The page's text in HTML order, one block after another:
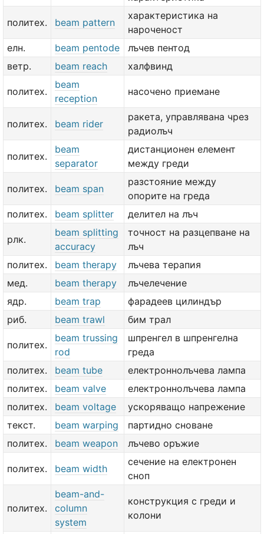
политех. beam pattern
характеристика на
нароченост
елн.
beam pentode
лъчев пентод
ветр.
beam reach халфвинд
политех.
beam
reception
насочено приемане
политех. beam rider
ракета, управлявана чрез
радиолъч
политех.
beam
separator
дистанционен елемент
между греди
политех. beam span
разстояние между
опорите на греда
политех.
beam splitter делител на лъч
рлк.
beam splitting
accuracy
точност на разцепване на
лъч
политех.
beam therapy
лъчева терапия
мед.
beam therapy
лъчелечение
ядр.
beam trap
фарадеев цилиндър
риб.
beam trawl бим трал
политех.
beam trussing
rod
шпренгел в шпренгелна
греда
политех.
beam tube
електроннолъчева лампа
политех.
beam valve
електроннолъчева лампа
политех.
beam voltage
ускоряващо напрежение
текст.
beam warping
партидно сноване
политех.
beam weapon лъчево оръжие
политех. beam width
сечение на електронен
сноп
политех.
beam-and-
column
system
конструкция с греди и
колони